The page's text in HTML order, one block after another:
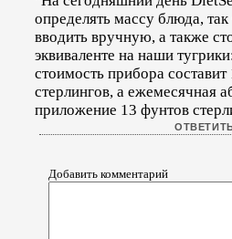
определять массу блюда,
вводить вручную, а также
эквиваленте на наши
стоимость прибора
стерлингов, а ежемесячная
приложение 13 фунтов
Добавить комментарий